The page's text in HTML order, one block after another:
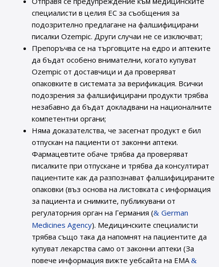
специалисти в целия ЕС за съобщения за
подозрително предлагане на фалшифицирани
писалки Ozempic. Други случаи не се изключват;
Препоръчва се на търговците на едро и аптеките
да бъдат особено внимателни, когато купуват
Ozempic от доставчици и да проверяват
опаковките в системата за верификация. Всички
подозрения за фалшифицирани продукти трябва
незабавно да бъдат докладвани на националните
компетентни органи;
Няма доказателства, че засегнат продукт е бил
отпускан на пациенти от законни аптеки.
Фармацевтите обаче трябва да проверяват
писалките при отпускане и трябва да консултират
пациентите как да разпознават фалшифицираните
опаковки (въз основа на листовката с информация
за пациента и снимките, публикувани от
регулаторния орган на Германия (
German
Medicines Agency). Медицинските специалисти
трябва също така да напомнят на пациентите да
купуват лекарства само от законни аптеки (За
повече информация вижте уебсайта на ЕМА